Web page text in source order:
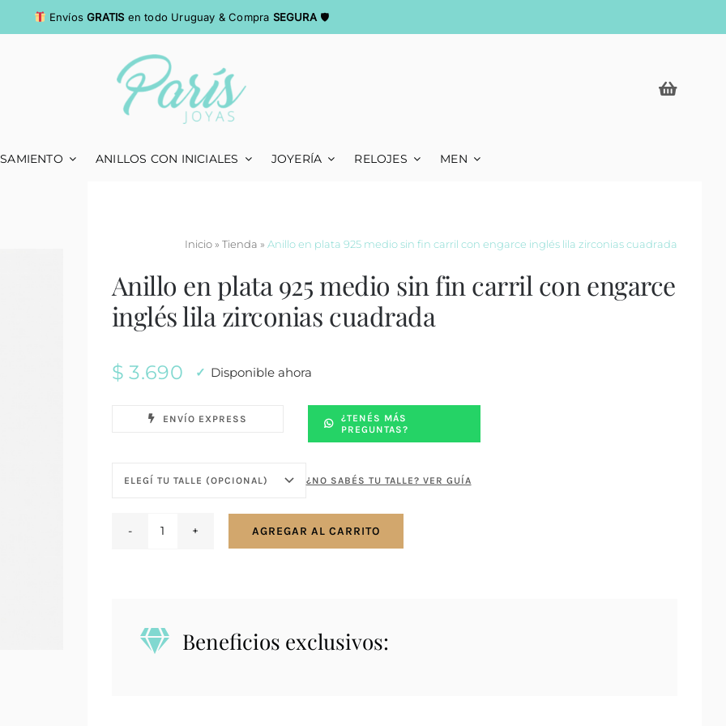
EnvíosGRATIS en todo Uruguay & Compra SEGURA🛡
ANILLOS CON INICIALES JOYERÍA RELOJES MEN
Inicio» Tienda » Anillo en plata 925 medio sin fin carril con engarce inglés lila zirconias cuadrada
Anillo en plata 925 medio sin fin carril con engarce
inglés lila zirconias cuadrada
$ 3.690 Disponible ahora
ENVÍO EXPRESS
¿TENÉS MÁS
PREGUNTAS?
¿NO SABÉS TU TALLE? VER GUÍA
medio
AGREGAR AL CARRITO
Beneficios exclusivos: